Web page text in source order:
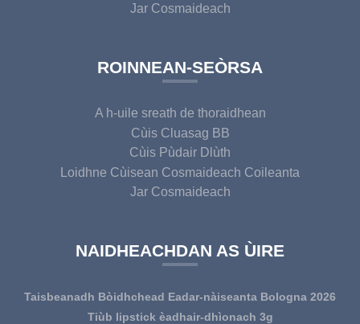
Jar Cosmaideach
ROINNEAN-SEÒRSA
A h-uile sreath de thoraidhean
Cùis Cluasag BB
Cùis Pùdair Dlùth
Loidhne Cùisean Cosmaideach Coileanta
Jar Cosmaideach
NAIDHEACHDAN AS ÙIRE
Taisbeanadh Bòidhchead Eadar-nàiseanta Bologna 2026
Tiùb lipstick èadhair-dhìonach 3g